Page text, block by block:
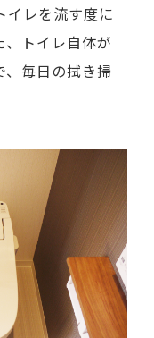
イレを流す度に
、トイレ自体が
、毎日の拭き掃